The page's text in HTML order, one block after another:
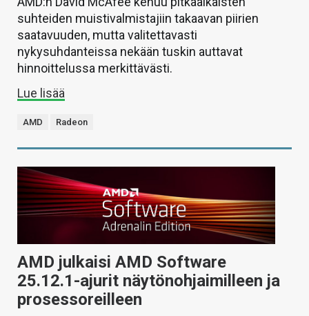
suhteiden muistivalmistajiin takaavan piirien
saatavuuden, mutta valitettavasti
nykysuhdanteissa nekään tuskin auttavat
hinnoittelussa merkittävästi.
Lue lisää
AMD Radeon
AMD julkaisi AMD Software
25.12.1-ajurit näytönohjaimilleen ja
prosessoreilleen